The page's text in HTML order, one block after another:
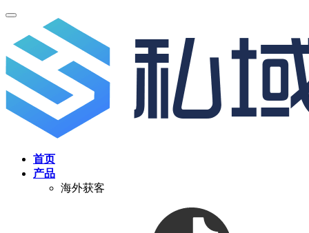
首页
产品
海外获客